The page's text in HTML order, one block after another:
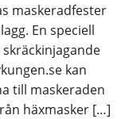
maskeradfester
En speciell
kan
till maskeraden
häxmasker […]